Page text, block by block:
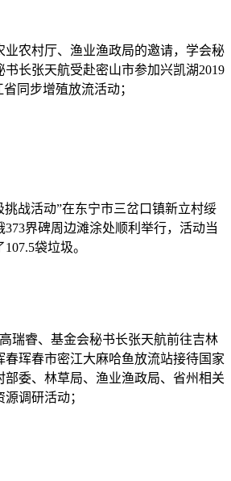
业农村厅、渔业渔政局的邀请，学会秘
长张天航受赴密山市参加兴凯湖2019
同步增殖放流活动；
挑战活动”在东宁市三岔口镇新立村绥
界碑周边滩涂处顺利举行，活动当
袋垃圾。
瑞睿、基金会秘书长张天航前往吉林
春珲春市密江大麻哈鱼放流站接待国家
部委、林草局、渔业渔政局、省州相关
调研活动；